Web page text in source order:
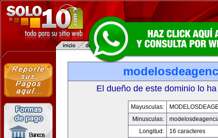
El dueño de este dominio lo
Mayusculas:
Minusculas:
Longitud:
16 caracteres